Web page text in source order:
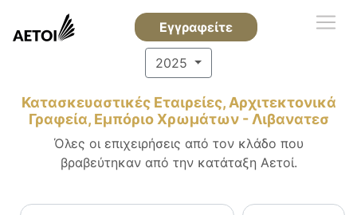
Εγγραφείτε
2025
Κατασκευαστικές Εταιρείες, Αρχιτεκτονικά
Γραφεία, Εμπόριο Χρωμάτων - Λιβανατεσ
Όλες οι επιχειρήσεις από τον κλάδο που
βραβεύτηκαν από την κατάταξη Αετοί.